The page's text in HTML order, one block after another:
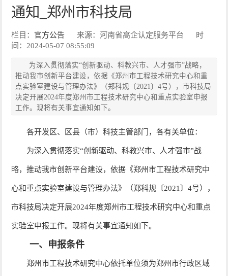
通知_郑州市科技局
栏目： 官方公告 来源：河南省高企认定服务平台
时
间：2024-05-07 08:55:09
为深入贯彻落实“创新驱动、科教兴市、人才强市”战略，
推动我市创新平台建设，依据《郑州市工程技术研究中心和重
点实验室建设与管理办法》（郑科规〔2021〕4号），市科技局
决定开展2024年度郑州市工程技术研究中心和重点实验室申报
工作。现将有关事宜通知如下。
各开发区、区县（市）科技主管部门，各有关单位：
为深入贯彻落实“创新驱动、科教兴市、人才强市”战
略，推动我市创新平台建设，依据《郑州市工程技术研究中
心和重点实验室建设与管理办法》（郑科规〔2021〕4号），
市科技局决定开展2024年度郑州市工程技术研究中心和重点
实验室申报工作。现将有关事宜通知如下。
一、申报条件
郑州市工程技术研究中心依托单位须为郑州市行政区域